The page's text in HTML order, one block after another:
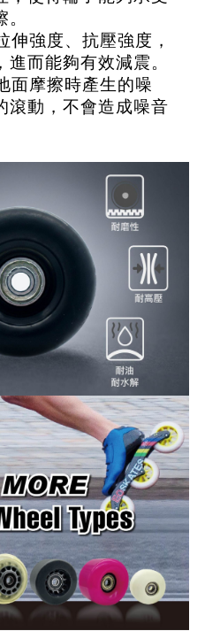
伸強度、抗壓強度，
而能夠有效減震。
面摩擦時產生的噪
滾動，不會造成噪音